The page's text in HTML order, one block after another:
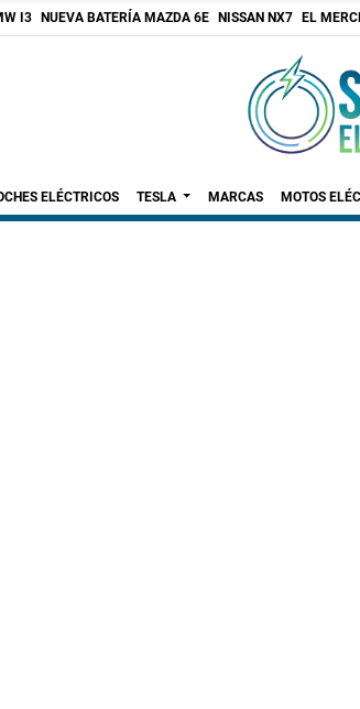
I3 NUEVA BATERÍA MAZDA 6E NISSAN NX7 EL
ELÉCTRICOS TESLA MARCAS MOTOS